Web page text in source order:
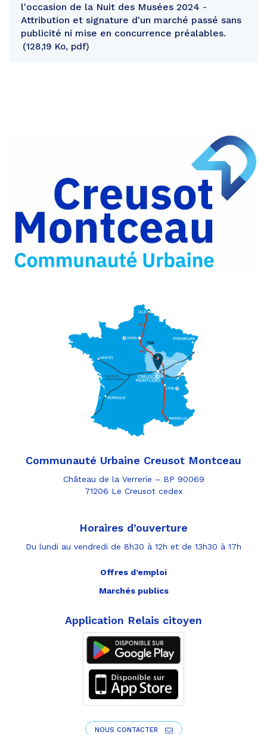
l'occasion de la Nuit des Musées 2024 -
Attribution et signature d'un marché passé sans
publicité ni mise en concurrence préalables.
128,19 Ko, pdf
Facebook
Partager
Twitter
Partager
par
e-
mail
Communauté Urbaine Creusot Montceau
Château de la Verrerie – BP 90069
71206 Le Creusot cedex
Horaires d’ouverture
Du lundi au vendredi de 8h30 à 12h et de 13h30 à 17h
Offres d’emploi
Marchés publics
Application Relais citoyen
NOUS CONTACTER